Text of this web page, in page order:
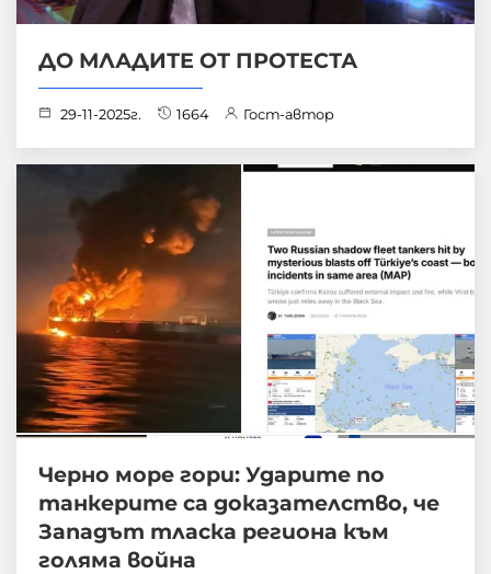
ДО МЛАДИТЕ ОТ ПРОТЕСТА
29-11-2025г. 1664 Гост-автор
Черно море гори: Ударите по
танкерите са доказателство, че
Западът тласка региона към
голяма война